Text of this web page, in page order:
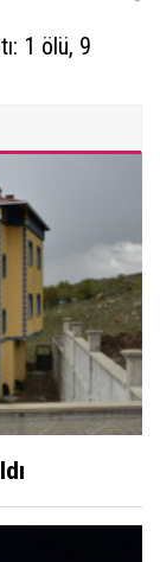
1 ölü, 9